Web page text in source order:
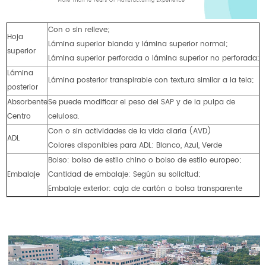
Hoja
superior
Con o sin relieve;
Lámina superior blanda y lámina superior normal;
Lámina superior perforada o lámina superior no perforada;
Lámina
posterior
Lámina posterior transpirable con textura similar a la tela;
Absorbente
Centro
Se puede modificar el peso del SAP y de la pulpa de
celulosa.
ADL
Con o sin actividades de la vida diaria (AVD)
Colores disponibles para ADL: Blanco, Azul, Verde
Embalaje
Bolso: bolso de estilo chino o bolso de estilo europeo;
Cantidad de embalaje: Según su solicitud;
Embalaje exterior: caja de cartón o bolsa transparente